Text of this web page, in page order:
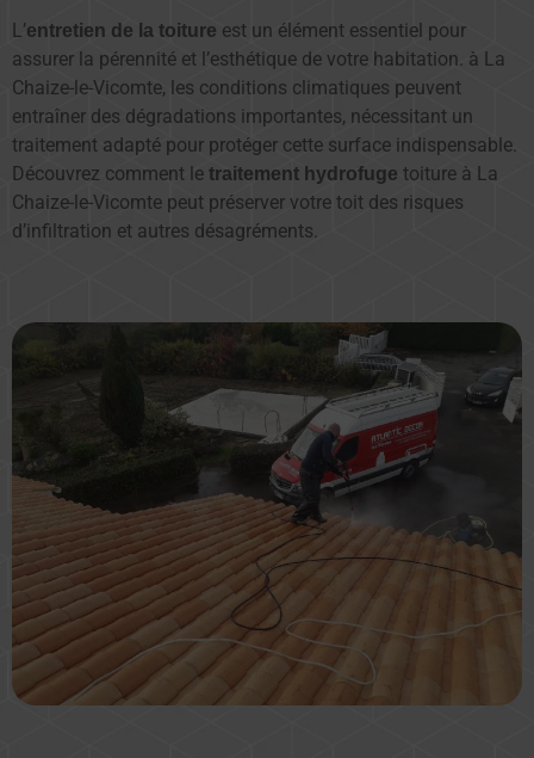
L’entretien de la toiture est un élément essentiel pour
assurer la pérennité et l’esthétique de votre habitation. à La
Chaize-le-Vicomte, les conditions climatiques peuvent
entraîner des dégradations importantes, nécessitant un
traitement adapté pour protéger cette surface indispensable.
Découvrez comment le traitement hydrofuge toiture à La
Chaize-le-Vicomte peut préserver votre toit des risques
d’infiltration et autres désagréments.